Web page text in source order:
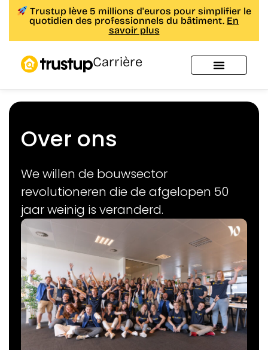
Trustup lève 5 millions d'euros pour simplifier le
quotidien des professionnels du bâtiment. En
savoir plus
Carrière
Over ons
We willen de bouwsector
revolutioneren die de afgelopen 50
jaar weinig is veranderd.